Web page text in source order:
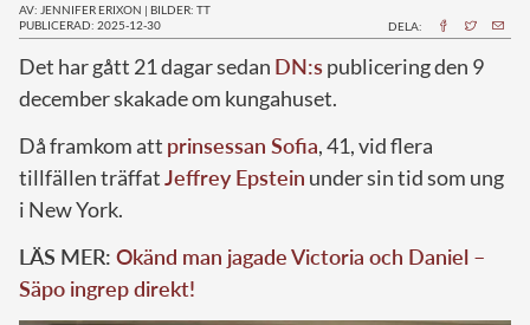
AV: JENNIFER ERIXON | BILDER: TT
PUBLICERAD: 2025-12-30
DELA:
Det har gått 21 dagar sedan DN:spublicering den 9
december skakade om kungahuset.
Då framkom att prinsessan Sofia, 41, vid flera
tillfällen träffatJeffrey Epstein under sin tid som ung
i New York.
LÄS MER: Okänd man jagade Victoria och Daniel –
Säpo ingrep direkt!